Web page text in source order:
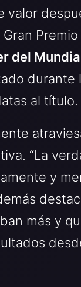
valor
del
durante
al título.
“La
y
más y